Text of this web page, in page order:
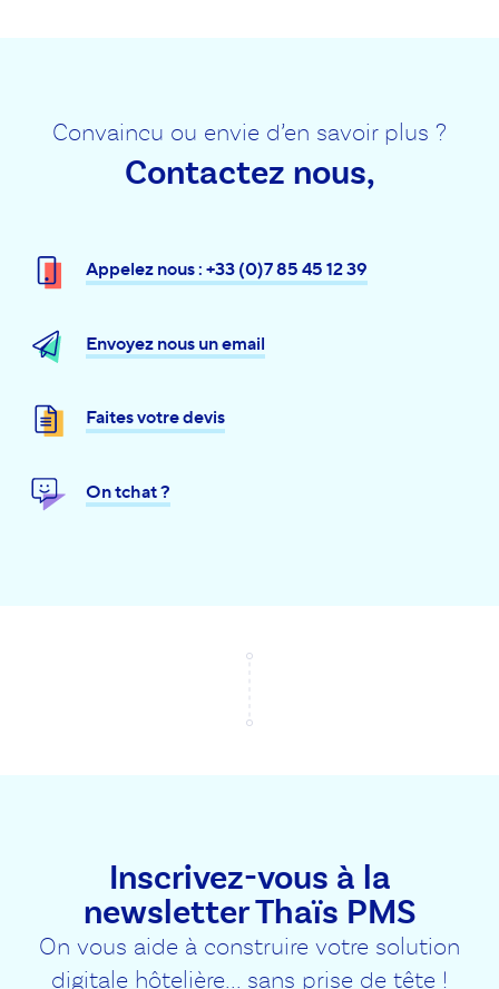
Convaincu ou envie d’en savoir plus ?
Contactez nous,
Appelez nous : +33 (0)7 85 45 12 39
Envoyez nous un email
Faites votre devis
On tchat ?
Inscrivez-vous à la
newsletter Thaïs PMS
On vous aide à construire votre solution
digitale hôtelière... sans prise de tête !